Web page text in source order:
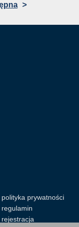
>
polityka prywatności
regulamin
rejestracja